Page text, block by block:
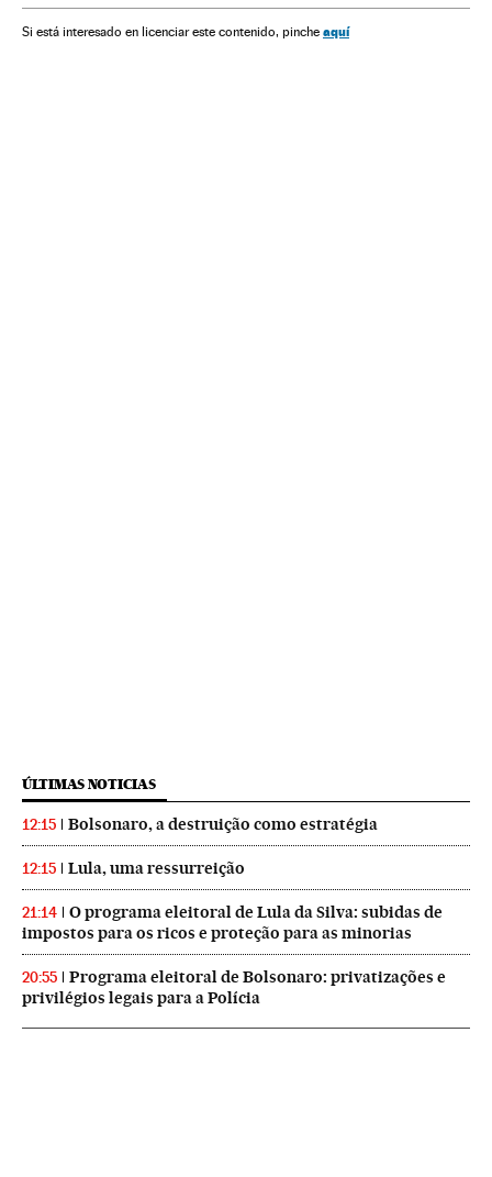
Si está interesado en licenciar este contenido, pinche aquí
ÚLTIMAS NOTICIAS
12:15 Bolsonaro, a destruição como estratégia
12:15 Lula, uma ressurreição
21:14
O programa eleitoral de Lula da Silva: subidas de
impostos para os ricos e proteção para as minorias
20:55
Programa eleitoral de Bolsonaro: privatizações e
privilégios legais para a Polícia